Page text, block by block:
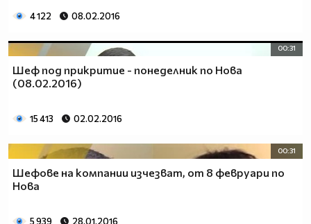
4 122 08.02.2016
00:31
Шеф под прикритие - понеделник по Нова
(08.02.2016)
15 413 02.02.2016
00:31
Шефове на компании изчезват, от 8 февруари по
Нова
5 939 28.01.2016